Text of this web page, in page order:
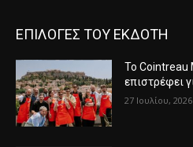
ΕΠΙΛΟΓΕΣ ΤΟΥ ΕΚΔΟΤΗ
Το Cointreau
επιστρέφει
27 Ιουλίου, 2026